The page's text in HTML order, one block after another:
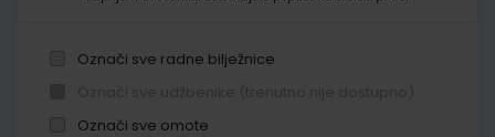
Označi sve radne bilježnice
Označi sve omote